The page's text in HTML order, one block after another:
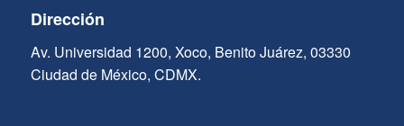
Dirección
Av. Universidad 1200, Xoco, Benito Juárez, 03330
Ciudad de México, CDMX.